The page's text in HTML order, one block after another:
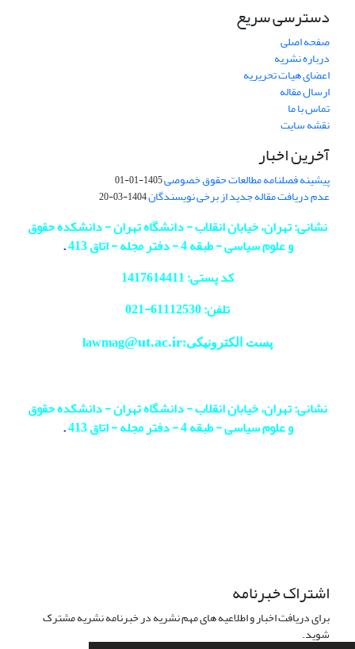
دسترسی سریع
صفحه اصلی
درباره نشریه
اعضای هیات تحریریه
ارسال مقاله
تماس با ما
نقشه سایت
آخرین اخبار
پیشینه فصلنامه مطالعات حقوق خصوصی1405-01-01
عدم دریافت مقاله جدید از برخی نویسندگان1404-03-20
نشانی: تهران، خیابان انقلاب - دانشگاه تهران - دانشکده حقوق
و علوم سیاسی - طبقه 4 - دفتر مجله - اتاق 413
.
کد پستی: 1417614411
تلفن: 61112530-
021
پست الکترونیکی:lawmag@ut.ac.ir
نشانی: تهران، خیابان انقلاب - دانشگاه تهران - دانشکده حقوق
و علوم سیاسی - طبقه 4 - دفتر مجله - اتاق 413
.
اشتراک خبرنامه
برای دریافت اخبار و اطلاعیه های مهم نشریه در خبرنامه نشریه مشترک
شوید.